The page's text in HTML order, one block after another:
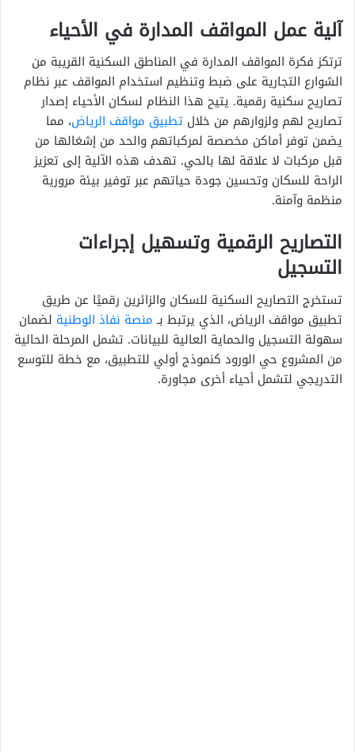
آلية عمل المواقف المدارة في الأحياء
ترتكز فكرة المواقف المدارة في المناطق السكنية القريبة من
الشوارع التجارية على ضبط وتنظيم استخدام المواقف عبر نظام
تصاريح سكنية رقمية. يتيح هذا النظام لسكان الأحياء إصدار
تصاريح لهم ولزوارهم من خلال تطبيق مواقف الرياض، مما
يضمن توفر أماكن مخصصة لمركباتهم والحد من إشغالها من
قبل مركبات لا علاقة لها بالحي. تهدف هذه الآلية إلى تعزيز
الراحة للسكان وتحسين جودة حياتهم عبر توفير بيئة مرورية
منظمة وآمنة.
التصاريح الرقمية وتسهيل إجراءات
التسجيل
تستخرج التصاريح السكنية للسكان والزائرين رقميًا عن طريق
تطبيق مواقف الرياض، الذي يرتبط بـمنصة نفاذ الوطنية لضمان
سهولة التسجيل والحماية العالية للبيانات. تشمل المرحلة الحالية
من المشروع حي الورود كنموذج أولي للتطبيق، مع خطة للتوسع
التدريجي لتشمل أحياء أخرى مجاورة.